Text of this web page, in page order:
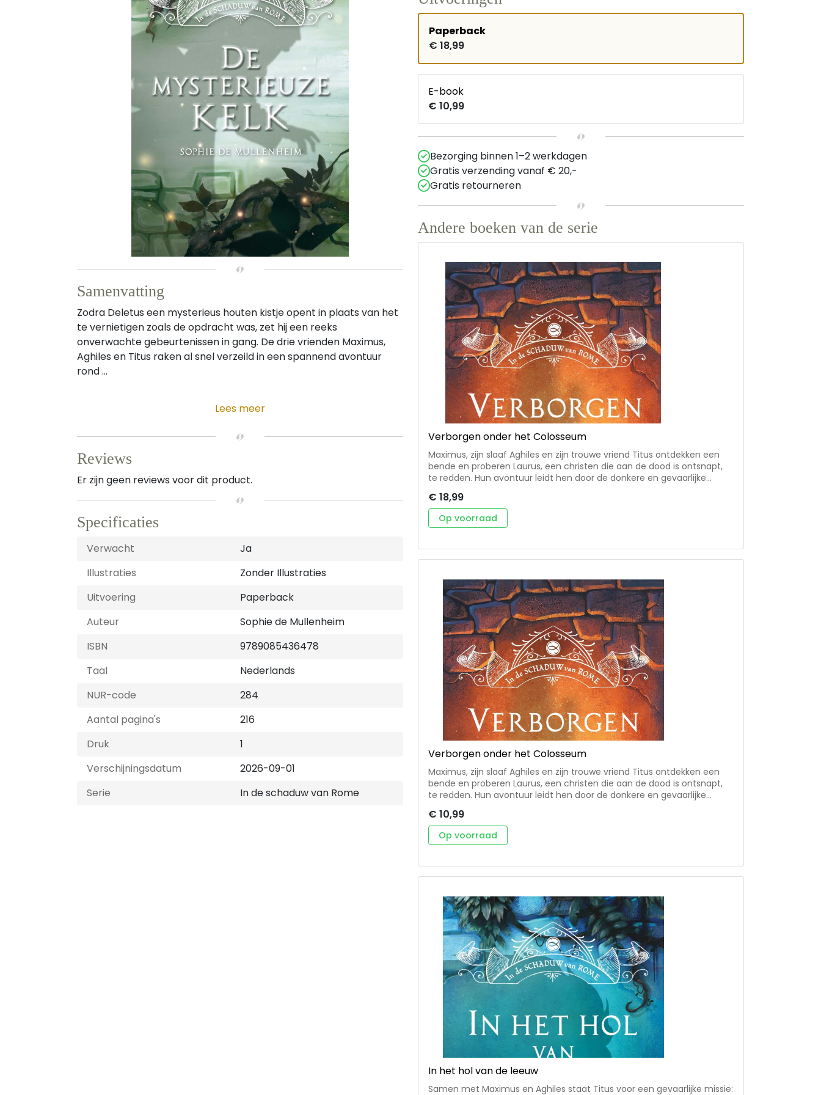
Samenvatting
Zodra Deletus een mysterieus houten kistje opent in plaats van het
te vernietigen zoals de opdracht was, zet hij een reeks
onverwachte gebeurtenissen in gang. De drie vrienden Maximus,
Aghiles en Titus raken al snel verzeild in een spannend avontuur
rond ...
Lees meer
Reviews
Er zijn geen reviews voor dit product.
Specificaties
Verwacht
Ja
Illustraties
Zonder Illustraties
Uitvoering
Paperback
Auteur
Sophie de Mullenheim
ISBN
9789085436478
Taal
Nederlands
NUR-code
284
Aantal pagina's
216
Druk
1
Verschijningsdatum
2026-09-01
Serie
In de schaduw van Rome
Paperback
€ 18,99
E-book
€ 10,99
Bezorging binnen 1–2 werkdagen
Gratis verzending vanaf € 20,-
Gratis retourneren
Andere boeken van de serie
Verborgen onder het Colosseum
Maximus, zijn slaaf Aghiles en zijn trouwe vriend Titus ontdekken een
bende en proberen Laurus, een christen die aan de dood is ontsnapt,
te redden. Hun avontuur leidt hen door de donkere en gevaarlijke
de bendeleden die hen achtervolgen. • 1e deel in de serie ‘In de
schaduw van Rome’ • spannend avontuur in het oude Rome rond 300
na Christus, een tijd waarin het gevaarlijk was om christen te zijn •
jongens en Junia, een voormalige slavin • in 6 andere talen vertaald •
voor 12+ Sophie de Mullenheim is een veelgeprezen Franse auteur van
€ 18,99
Op voorraad
Verborgen onder het Colosseum
Maximus, zijn slaaf Aghiles en zijn trouwe vriend Titus ontdekken een
bende en proberen Laurus, een christen die aan de dood is ontsnapt,
te redden. Hun avontuur leidt hen door de donkere en gevaarlijke
de bendeleden die hen achtervolgen. *1e deel in de serie 'In de
schaduw van Rome' * spannend avontuur in het oude Rome rond 300
na Christus, een tijd waarin het gevaarlijk was om christen te zijn *
jongens en Junia, een voormalige slavin * in 6 andere talen vertaald *
voor 12+ Sophie de Mullenheim is een veelgeprezen Franse auteur van
€ 10,99
Op voorraad
In het hol van de leeuw
Samen met Maximus en Aghiles staat Titus voor een gevaarlijke missie: